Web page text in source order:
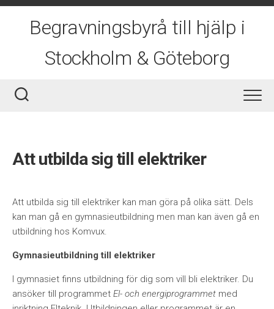
Skip
contentBegravningsbyrå till hjälp i
Stockholm & Göteborg
Att utbilda sig till elektriker
Att utbilda sig till elektriker kan man göra på olika sätt. Dels
kan man gå en gymnasieutbildning men man kan även gå en
utbildning hos Komvux.
Gymnasieutbildning till elektriker
I gymnasiet finns utbildning för dig som vill bli elektriker. Du
ansöker till programmet El- och energiprogrammet med